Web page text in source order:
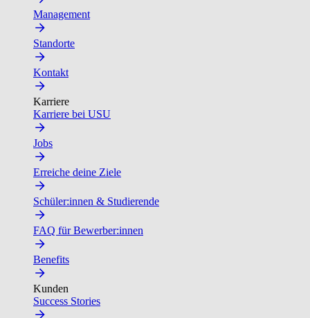
Management
Standorte
Kontakt
Karriere
Karriere bei USU
Jobs
Erreiche deine Ziele
Schüler:innen & Studierende
FAQ für Bewerber:innen
Benefits
Kunden
Success Stories